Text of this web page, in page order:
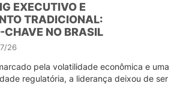
EXECUTIVO E
TRADICIONAL:
CHAVE NO BRASIL
26
pela volatilidade econômica e uma
regulatória, a liderança deixou de ser